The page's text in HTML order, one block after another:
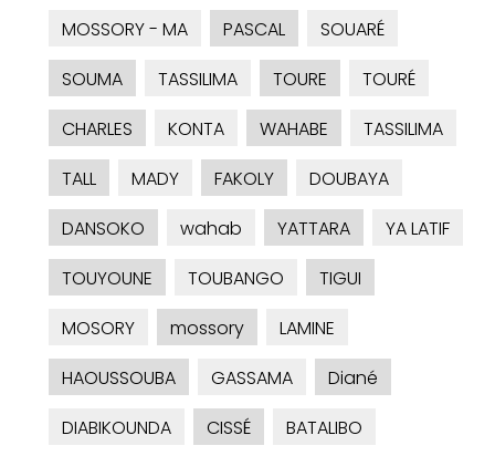
MOSSORY - MA
PASCAL
SOUARÉ
SOUMA
TASSILIMA TOURE
TOURÉ
CHARLES
KONTA WAHABE
TASSILIMA
TALL
MADY FAKOLY
DOUBAYA
DANSOKO
wahab YATTARA
YA LATIF
TOUYOUNE
TOUBANGO
TIGUI
MOSORY
mossory
LAMINE
HAOUSSOUBA
GASSAMA
Diané
DIABIKOUNDA
CISSÉ
BATALIBO